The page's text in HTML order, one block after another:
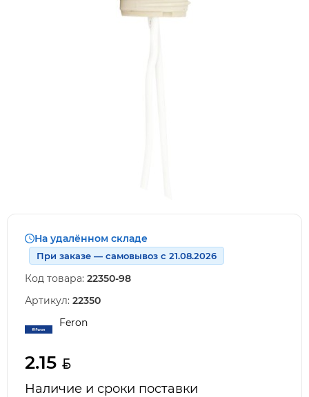
На удалённом складе
При заказе — самовывоз с 21.08.2026
Код товара: 22350-98
Артикул: 22350
Feron
2.15
Наличие и сроки поставки